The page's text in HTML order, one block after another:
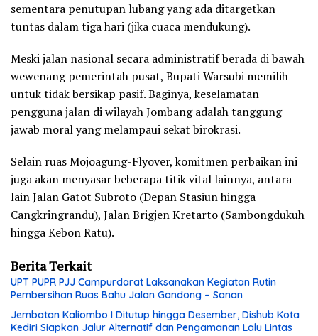
sementara penutupan lubang yang ada ditargetkan
tuntas dalam tiga hari (jika cuaca mendukung).
Meski jalan nasional secara administratif berada di bawah
wewenang pemerintah pusat, Bupati Warsubi memilih
untuk tidak bersikap pasif. Baginya, keselamatan
pengguna jalan di wilayah Jombang adalah tanggung
jawab moral yang melampaui sekat birokrasi.
Selain ruas Mojoagung-Flyover, komitmen perbaikan ini
juga akan menyasar beberapa titik vital lainnya, antara
lain Jalan Gatot Subroto (Depan Stasiun hingga
Cangkringrandu), Jalan Brigjen Kretarto (Sambongdukuh
hingga Kebon Ratu).
Berita Terkait
UPT PUPR PJJ Campurdarat Laksanakan Kegiatan Rutin
Pembersihan Ruas Bahu Jalan Gandong – Sanan
Jembatan Kaliombo I Ditutup hingga Desember, Dishub Kota
Kediri Siapkan Jalur Alternatif dan Pengamanan Lalu Lintas